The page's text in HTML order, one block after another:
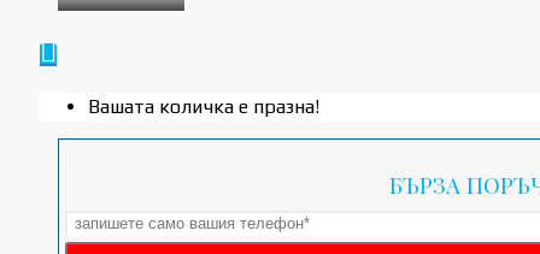
Вашата количка е празна!
БЪРЗА